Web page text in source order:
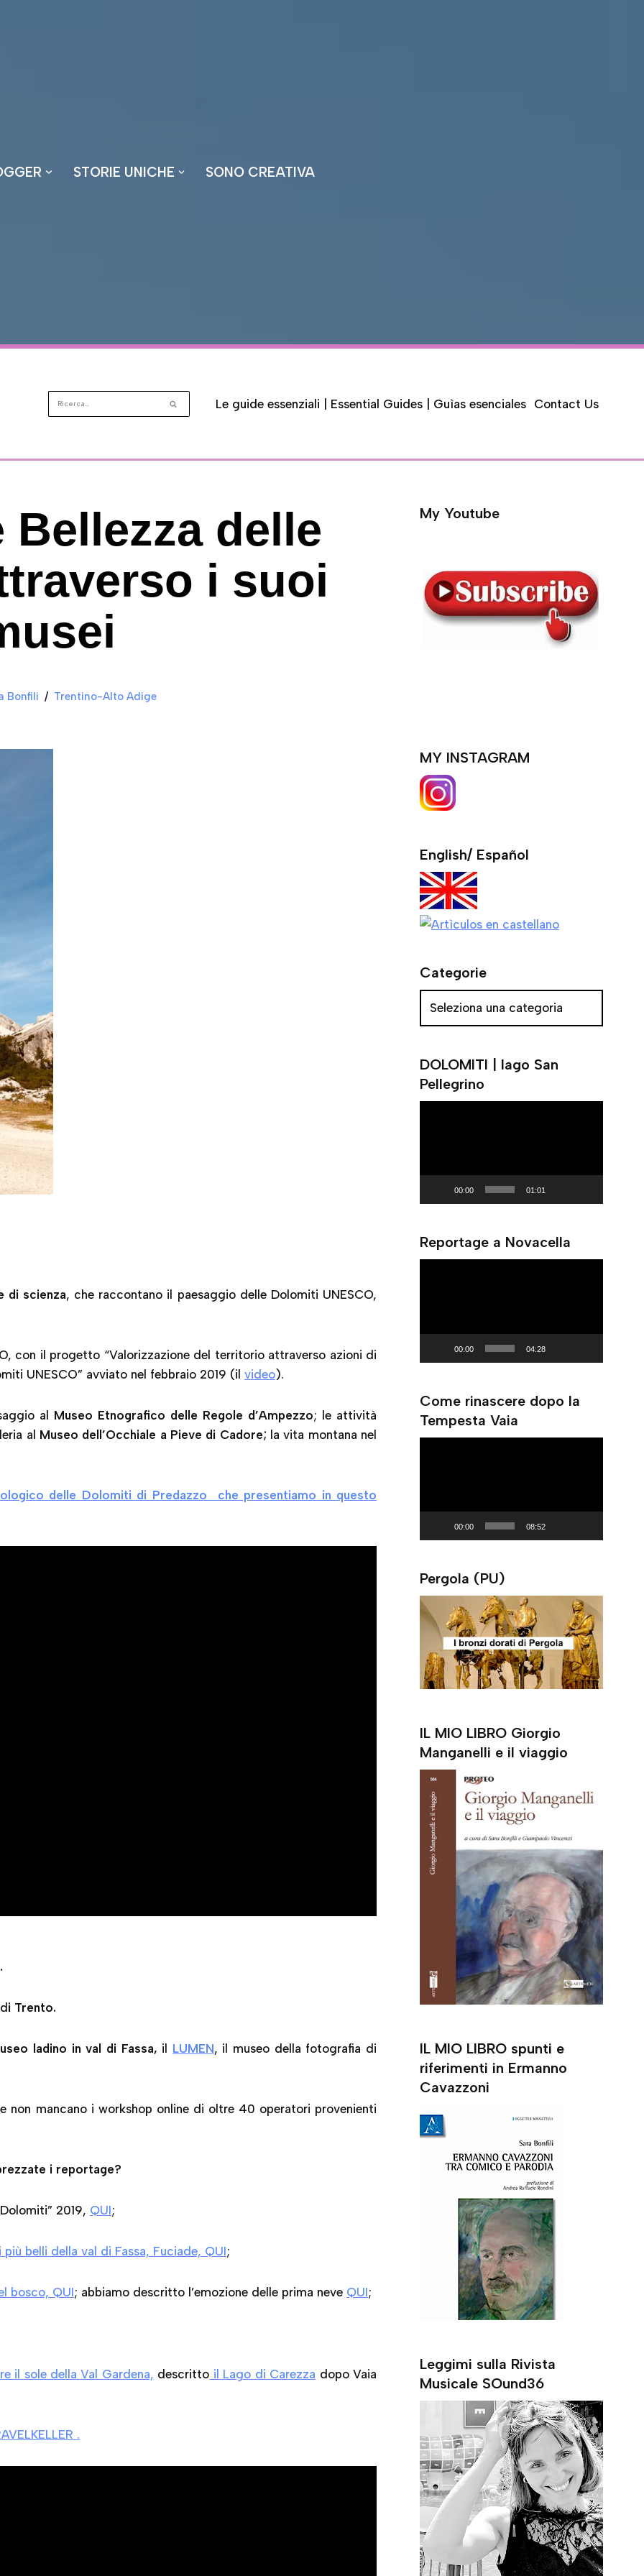
STORIE UNICHE SONO CREATIVA
Le guide essenziali | Essential Guides | Guìas esenciales Contact Us
Bellezza delle
i suoi
Bonfili Trentino-Alto Adige
di scienza, che raccontano il paesaggio delle Dolomiti UNESCO,
con il progetto “Valorizzazione del territorio attraverso azioni di
UNESCO” avviato nel febbraio 2019 (il video).
al Museo Etnografico delle Regole d’Ampezzo; le attività
al Museo dell’Occhiale a Pieve di Cadore; la vita montana nel
delle Dolomiti di Predazzo che presentiamo in questo
i Trento.
ladino in val di Fassa, il LUMEN, il museo della fotografia di
non mancano i workshop online di oltre 40 operatori provenienti
i reportage?
2019, QUI;
belli della val di Fassa, Fuciade, QUI;
bosco, QUI; abbiamo descritto l’emozione delle prima neve QUI;
il sole della Val Gardena, descritto il Lago di Carezza dopo Vaia
.
My Youtube
MY INSTAGRAM
English/ Español
Categorie
DOLOMITI | lago San
Pellegrino
P
a
00:00 01:01
Reportage a Novacella
P
a
y
00:00 04:28
Come rinascere dopo la
Tempesta Vaia
P
a
y
e
00:00 08:52
Pergola (PU)
IL MIO LIBRO Giorgio
Manganelli e il viaggio
IL MIO LIBRO spunti e
riferimenti in Ermanno
Cavazzoni
Leggimi sulla Rivista
Musicale SOund36